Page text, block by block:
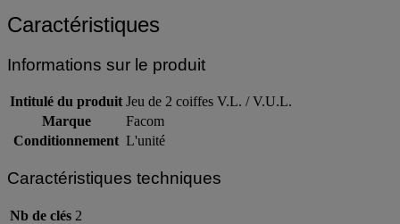
Caractéristiques
Informations sur le produit
Intitulé du produit Jeu de 2 coiffes V.L. / V.U.L.
Marque
Facom
Conditionnement L'unité
Caractéristiques techniques
Nb de clés 2